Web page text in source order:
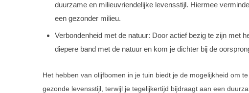
duurzame en milieuvriendelijke levensstijl. Hiermee
een gezonder milieu.
Verbondenheid met de natuur: Door actief bezig te zijn met
diepere band met de natuur en kom je dichter bij de
Het hebben van olijfbomen in je tuin biedt je de mogelijkheid om
gezonde levensstijl, terwijl je tegelijkertijd bijdraagt aan een